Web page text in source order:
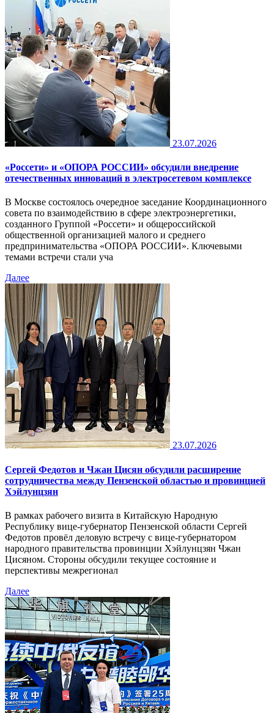
23.07.2026
«Россети» и «ОПОРА РОССИИ» обсудили внедрение
отечественных инноваций в электросетевом комплексе
В Москве состоялось очередное заседание Координационного
совета по взаимодействию в сфере электроэнергетики,
созданного Группой «Россети» и общероссийской
общественной организацией малого и среднего
предпринимательства «ОПОРА РОССИИ». Ключевыми
темами встречи стали уча
Далее
23.07.2026
Сергей Федотов и Чжан Цисян обсудили расширение
сотрудничества между Пензенской областью и провинцией
Хэйлунцзян
В рамках рабочего визита в Китайскую Народную
Республику вице-губернатор Пензенской области Сергей
Федотов провёл деловую встречу с вице-губернатором
народного правительства провинции Хэйлунцзян Чжан
Цисяном. Стороны обсудили текущее состояние и
перспективы межрегионал
Далее